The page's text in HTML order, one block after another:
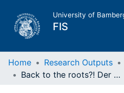
University of
FIS
Home
Home Research Outputs
Back to the roots?! Der datengestützte Tür-zu-Tür-Wahlkampf in politischen Wahlkampagne